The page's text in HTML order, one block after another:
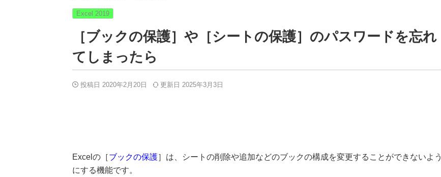
Excel 2019
［ブックの保護］や［シートの保護］のパスワードを忘れ
てしまったら
投稿日 2020年2月20日 更新日 2025年3月3日
Excelの［ブックの保護］は、シートの削除や追加などのブックの構成を変更することができないよう
にする機能です。